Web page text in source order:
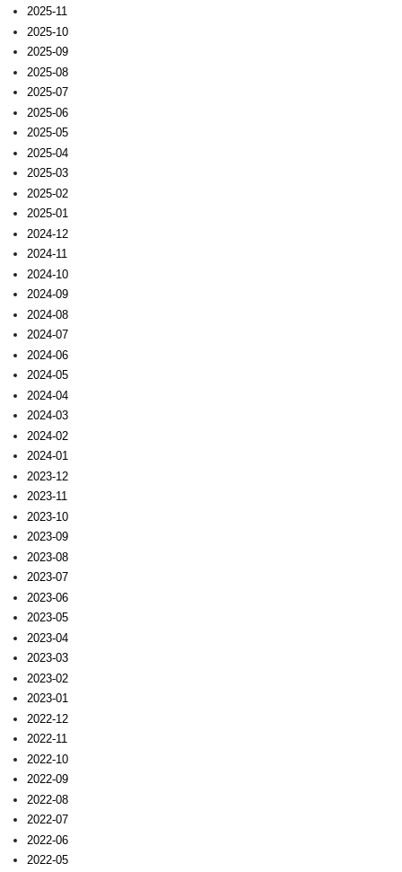
2025-11
2025-10
2025-09
2025-08
2025-07
2025-06
2025-05
2025-04
2025-03
2025-02
2025-01
2024-12
2024-11
2024-10
2024-09
2024-08
2024-07
2024-06
2024-05
2024-04
2024-03
2024-02
2024-01
2023-12
2023-11
2023-10
2023-09
2023-08
2023-07
2023-06
2023-05
2023-04
2023-03
2023-02
2023-01
2022-12
2022-11
2022-10
2022-09
2022-08
2022-07
2022-06
2022-05